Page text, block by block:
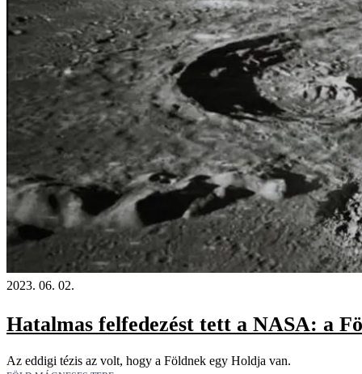
2023. 06. 02.
Hatalmas felfedezést tett a NASA: a
Az eddigi tézis az volt, hogy a Földnek egy Holdja van.